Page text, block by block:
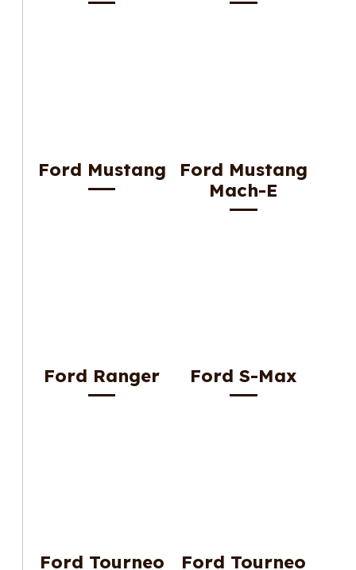
Ford Mustang
Ford Mustang
Mach-E
Ford Ranger Ford S-Max
Ford Tourneo
Ford Tourneo